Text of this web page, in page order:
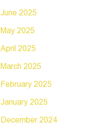
June 2025
May 2025
April 2025
March 2025
February 2025
January 2025
December 2024